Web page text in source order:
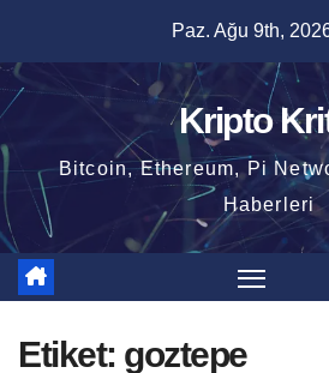
content
Paz. Ağu 9th,
Kripto
Bitcoin, Ethereum, Pi
Haberleri
Etiket: goztepe